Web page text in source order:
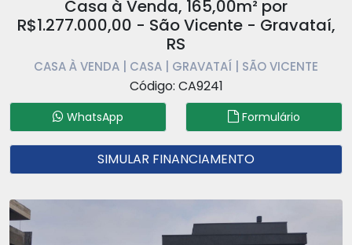
Casa à Venda, 165,00m² por
R$1.277.000,00 - São Vicente - Gravataí,
RS
CASA À VENDA | CASA | GRAVATAÍ | SÃO VICENTE
Código: CA9241
WhatsApp Formulário
SIMULAR FINANCIAMENTO